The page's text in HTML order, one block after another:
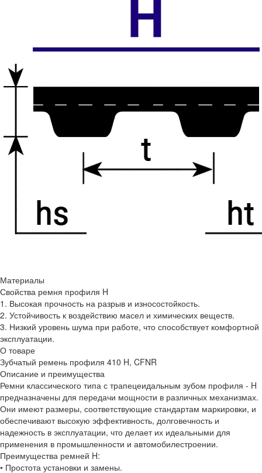
Материалы
Свойства ремня профиля H
1. Высокая прочность на разрыв и износостойкость.
2. Устойчивость к воздействию масел и химических веществ.
3. Низкий уровень шума при работе, что способствует комфортной
эксплуатации.
О товаре
Зубчатый ремень профиля 410 H, CFNR
Описание и преимущества
Ремни классического типа с трапецеидальным зубом профиля - H
предназначены для передачи мощности в различных механизмах.
Они имеют размеры, соответствующие стандартам маркировки, и
обеспечивают высокую эффективность, долговечность и
надежность в эксплуатации, что делает их идеальными для
применения в промышленности и автомобилестроении.
Преимущества ремней H:
• Простота установки и замены.